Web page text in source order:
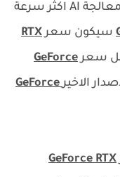
التي سوف تقدم ذاكرة GDDR6X مع معالجة AI اكثر سرعة
سيكون سعر RTX
GeForce
GeForce
GeForce RTX